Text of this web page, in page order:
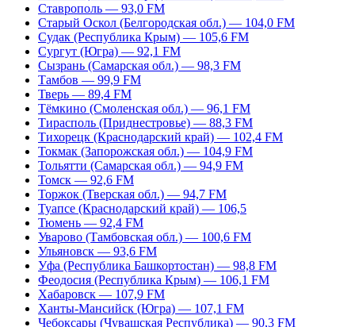
Ставрополь — 93,0 FM
Старый Оскол (Белгородская обл.) — 104,0 FM
Судак (Республика Крым) — 105,6 FM
Сургут (Югра) — 92,1 FM
Сызрань (Самарская обл.) — 98,3 FM
Тамбов — 99,9 FM
Тверь — 89,4 FM
Тёмкино (Смоленская обл.) — 96,1 FM
Тирасполь (Приднестровье) — 88,3 FM
Тихорецк (Краснодарский край) — 102,4 FM
Токмак (Запорожская обл.) — 104,9 FM
Тольятти (Самарская обл.) — 94,9 FM
Томск — 92,6 FM
Торжок (Тверская обл.) — 94,7 FM
Туапсе (Краснодарский край) — 106,5
Тюмень — 92,4 FM
Уварово (Тамбовская обл.) — 100,6 FM
Ульяновск — 93,6 FM
Уфа (Республика Башкортостан) — 98,8 FM
Феодосия (Республика Крым) — 106,1 FM
Хабаровск — 107,9 FM
Ханты-Мансийск (Югра) — 107,1 FM
Чебоксары (Чувашская Республика) — 90,3 FM